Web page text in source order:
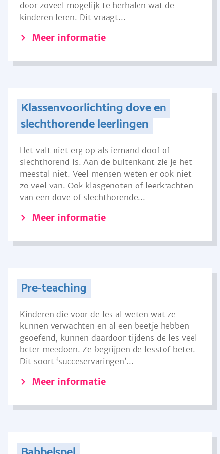
door zoveel mogelijk te herhalen wat de
kinderen leren. Dit vraagt...
Meer informatie
Klassenvoorlichting dove en
slechthorende leerlingen
Het valt niet erg op als iemand doof of
slechthorend is. Aan de buitenkant zie je het
meestal niet. Veel mensen weten er ook niet
zo veel van. Ook klasgenoten of leerkrachten
van een dove of slechthorende...
Meer informatie
Pre-teaching
Kinderen die voor de les al weten wat ze
kunnen verwachten en al een beetje hebben
geoefend, kunnen daardoor tijdens de les veel
beter meedoen. Ze begrijpen de lesstof beter.
Dit soort ‘succeservaringen’...
Meer informatie